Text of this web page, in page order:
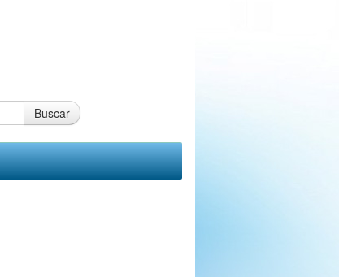
Buscar